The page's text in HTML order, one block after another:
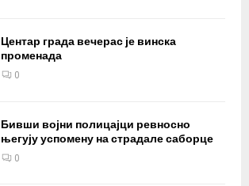
Центар града вечерас је винска
променада
0
Бивши војни полицајци ревносно
његују успомену на страдале саборце
0